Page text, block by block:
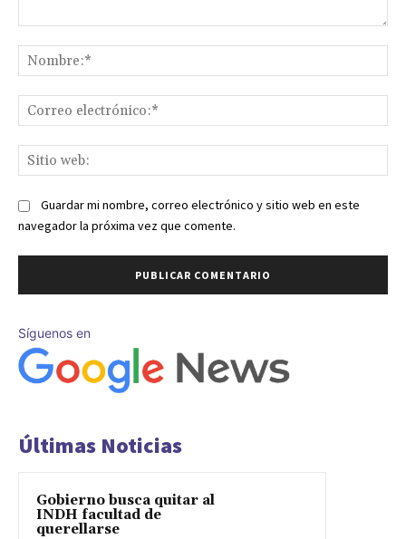
Guardar mi nombre, correo electrónico y sitio web en este
navegador la próxima vez que comente.
Síguenos en
Últimas Noticias
Gobierno busca quitar al
INDH facultad de
querellarse